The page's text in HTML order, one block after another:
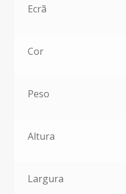
Ecrã
Cor
Peso
Altura
Largura